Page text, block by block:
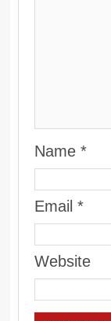
Name*
Email*
Website